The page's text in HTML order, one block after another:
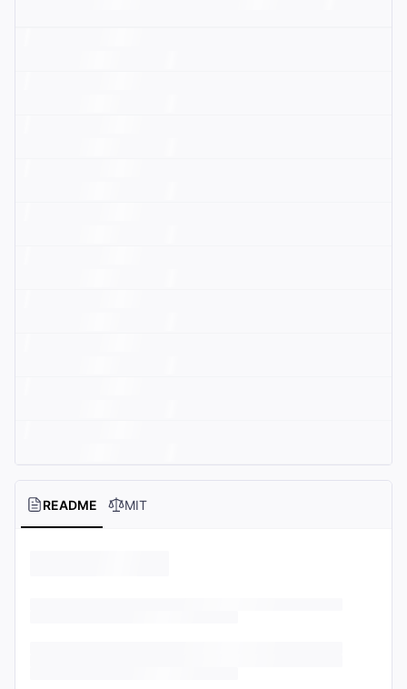
README MIT